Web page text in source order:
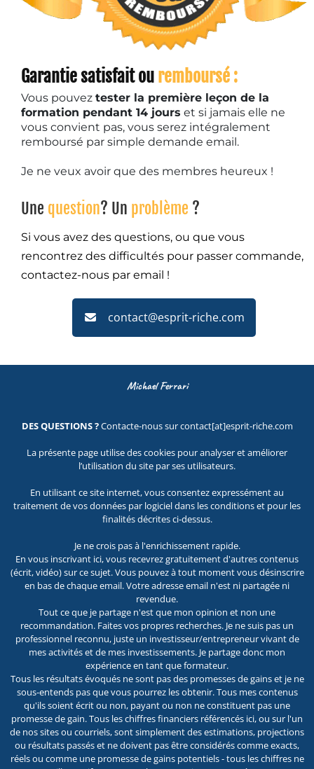
Garantie satisfait ou remboursé :
Vous pouvez tester la première leçon de la
formation pendant 14 jours et si jamais elle ne
vous convient pas, vous serez intégralement
remboursé par simple demande email.
Je ne veux avoir que des membres heureux !
Une question? Un problème ?
Si vous avez des questions, ou que vous
rencontrez des difficultés pour passer commande,
contactez-nous par email !
contact@esprit-riche.com
Michael Ferrari
DES QUESTIONS ?Contacte-nous sur contact[at]esprit-riche.com
La présente page utilise des cookies pour analyser et améliorer
l’utilisation du site par ses utilisateurs.
En utilisant ce site internet, vous consentez expressément au
traitement de vos données par logiciel dans les conditions et pour les
finalités décrites ci-dessus.
Je ne crois pas à l'enrichissement rapide.
En vous inscrivant ici, vous recevrez gratuitement d'autres contenus
(écrit, vidéo) sur ce sujet. Vous pouvez à tout moment vous désinscrire
en bas de chaque email. Votre adresse email n'est ni partagée ni
revendue.
Tout ce que je partage n'est que mon opinion et non une
recommandation. Faites vos propres recherches. Je ne suis pas un
professionnel reconnu, juste un investisseur/entrepreneur vivant de
mes activités et de mes investissements. Je partage donc mon
expérience en tant que formateur.
Tous les résultats évoqués ne sont pas des promesses de gains et je ne
sous-entends pas que vous pourrez les obtenir. Tous mes contenus
qu'ils soient écrit ou non, payant ou non ne constituent pas une
promesse de gain. Tous les chiffres financiers référencés ici, ou sur l'un
de nos sites ou courriels, sont simplement des estimations, projections
ou résultats passés et ne doivent pas être considérés comme exacts,
réels ou comme une promesse de gains potentiels - tous les chiffres ne